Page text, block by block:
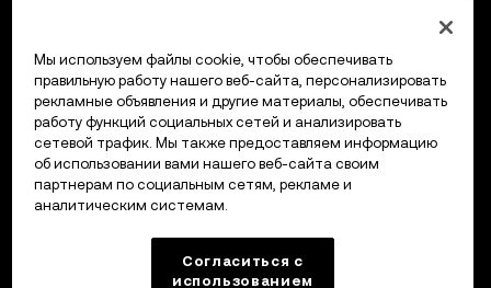
Мы используем файлы cookie, чтобы обеспечивать
правильную работу нашего веб-сайта, персонализировать
рекламные объявления и другие материалы, обеспечивать
работу функций социальных сетей и анализировать
сетевой трафик. Мы также предоставляем информацию
об использовании вами нашего веб-сайта своим
партнерам по социальным сетям, рекламе и
аналитическим системам.
Согласиться с
использованием